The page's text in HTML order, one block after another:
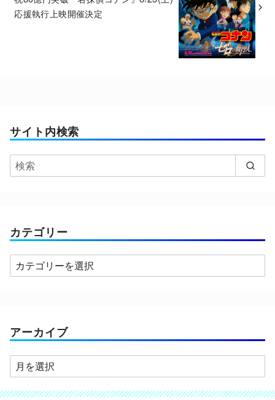
応援執行上映開催決定
サイト内検索
カテゴリー
カ
テ
ー
アーカイブ
ア
ー
カ